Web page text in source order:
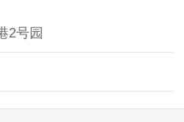
2号园